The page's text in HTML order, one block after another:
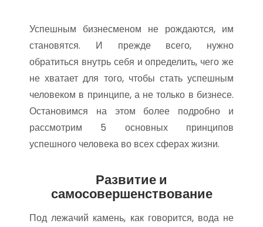
Успешным бизнесменом не рождаются, им
становятся. И прежде всего, нужно
обратиться внутрь себя и определить, чего же
не хватает для того, чтобы стать успешным
человеком в принципе, а не только в бизнесе.
Остановимся на этом более подробно и
рассмотрим 5 основных принципов
успешного человека во всех сферах жизни.
Развитие и
самосовершенствование
Под лежачий камень, как говорится, вода не